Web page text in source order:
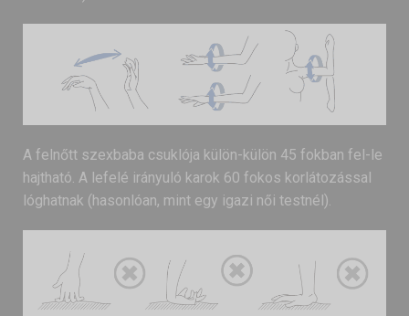
A felnőtt szexbaba csuklója külön-külön 45 fokban fel-le
hajtható. A lefelé irányuló karok 60 fokos korlátozással
lóghatnak (hasonlóan, mint egy igazi női testnél).